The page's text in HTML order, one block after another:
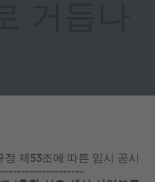
제53조에 따른 임시 공시